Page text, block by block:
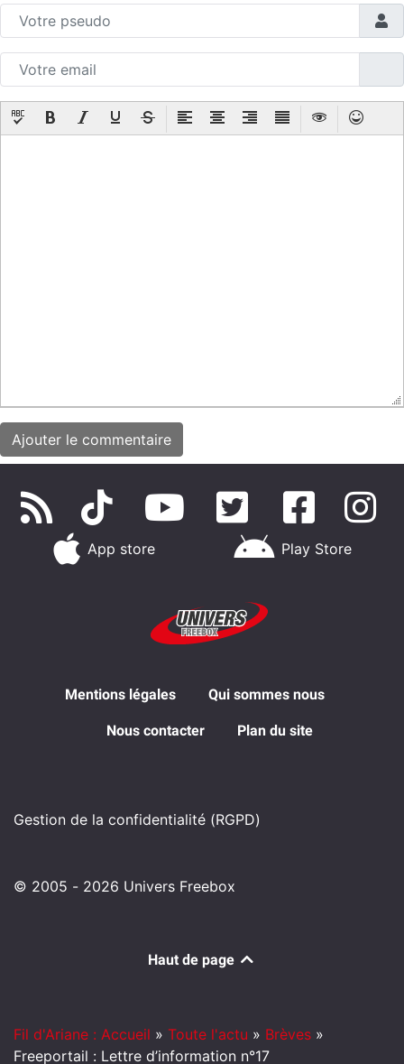
App store Play Store
Mentions légales Qui sommes nous
Nous contacter Plan du site
Gestion de la confidentialité (RGPD)
© 2005 - 2026 Univers Freebox
Haut de page
Fil d'Ariane : Accueil » Toute l'actu » Brèves »
Freeportail : Lettre d’information n°17